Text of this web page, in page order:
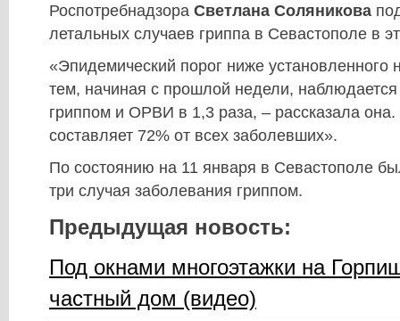
Роспотребнадзора Светлана Соляникова
летальных случаев гриппа в Севастополе в
«Эпидемический порог ниже установленного
тем, начиная с прошлой недели, наблюдается
гриппом и ОРВИ в 1,3 раза, – рассказала она.
составляет 72% от всех заболевших».
По состоянию на 11 января в Севастополе
три случая заболевания гриппом.
Предыдущая новость:
Под окнами многоэтажки на
частный дом (видео)